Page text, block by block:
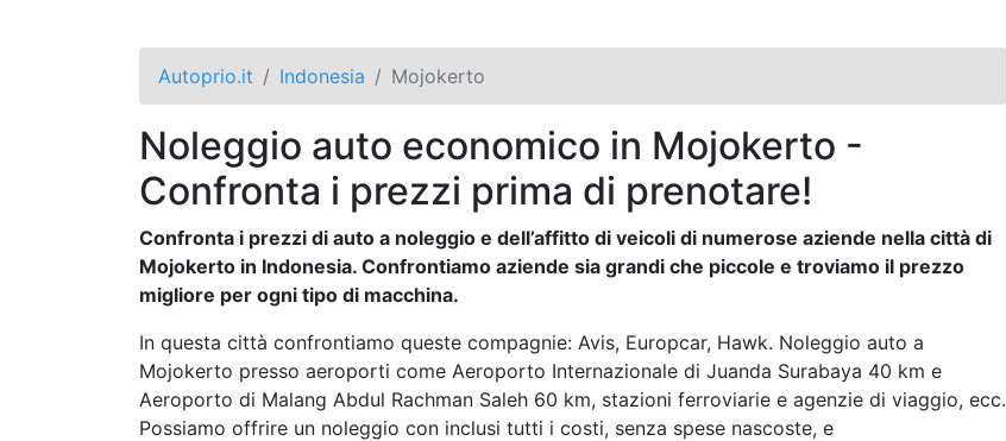
Autoprio.it Indonesia Mojokerto
Noleggio auto economico in Mojokerto -
Confronta i prezzi prima di prenotare!
Confronta i prezzi di auto a noleggio e dell’affitto di veicoli di numerose aziende nella città di
Mojokerto in Indonesia. Confrontiamo aziende sia grandi che piccole e troviamo il prezzo
migliore per ogni tipo di macchina.
In questa città confrontiamo queste compagnie: Avis, Europcar, Hawk. Noleggio auto a
Mojokerto presso aeroporti come Aeroporto Internazionale di Juanda Surabaya 40 km e
Aeroporto di Malang Abdul Rachman Saleh 60 km, stazioni ferroviarie e agenzie di viaggio, ecc.
Possiamo offrire un noleggio con inclusi tutti i costi, senza spese nascoste, e